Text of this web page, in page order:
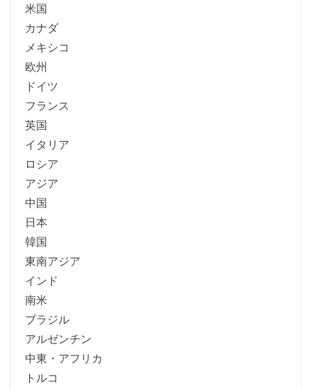
米国
カナダ
メキシコ
欧州
ドイツ
フランス
英国
イタリア
ロシア
アジア
中国
日本
韓国
東南アジア
インド
南米
ブラジル
アルゼンチン
中東・アフリカ
トルコ